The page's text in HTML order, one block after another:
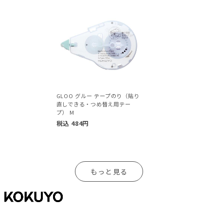
GLOO グルー テープのり（貼り
直しできる・つめ替え用テー
プ） M
税込 484円
もっと見る